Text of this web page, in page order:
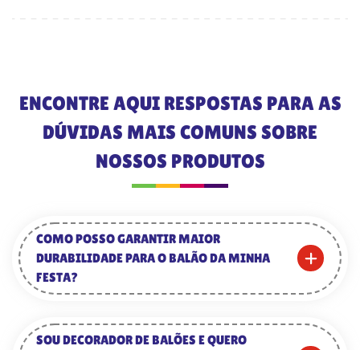
ENCONTRE AQUI RESPOSTAS PARA AS
DÚVIDAS MAIS COMUNS SOBRE
NOSSOS PRODUTOS
COMO POSSO GARANTIR MAIOR
DURABILIDADE PARA O BALÃO DA MINHA
FESTA?
SOU DECORADOR DE BALÕES E QUERO